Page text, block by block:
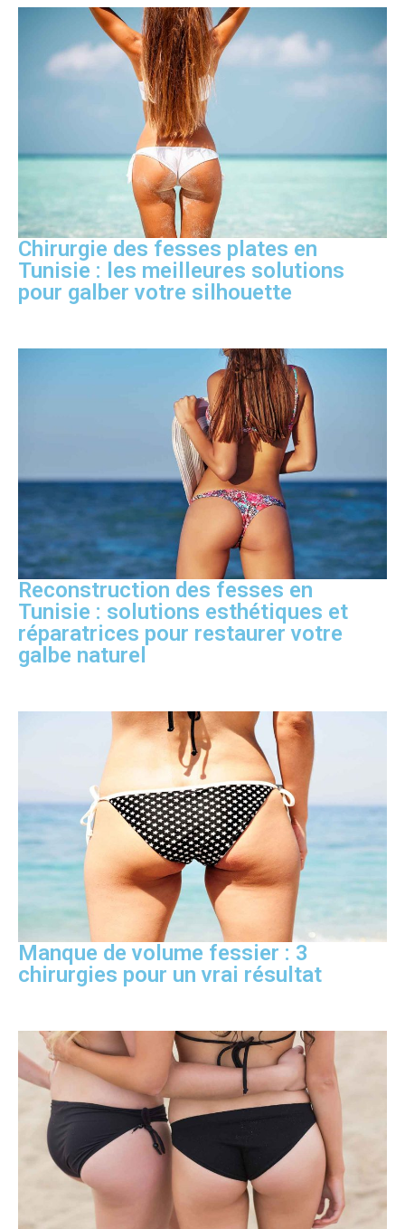
Chirurgie des fesses plates en
Tunisie : les meilleures solutions
pour galber votre silhouette
Reconstruction des fesses en
Tunisie : solutions esthétiques et
réparatrices pour restaurer votre
galbe naturel
Manque de volume fessier : 3
chirurgies pour un vrai résultat